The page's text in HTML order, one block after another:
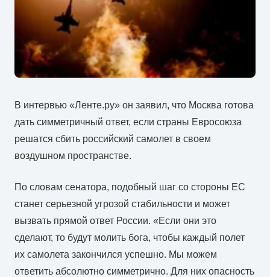
В интервью «Ленте.ру» он заявил, что Москва готова
дать симметричный ответ, если страны Евросоюза
решатся сбить российский самолет в своем
воздушном пространстве.
По словам сенатора, подобный шаг со стороны ЕС
станет серьезной угрозой стабильности и может
вызвать прямой ответ России. «Если они это
сделают, то будут молить бога, чтобы каждый полет
их самолета закончился успешно. Мы можем
ответить абсолютно симметрично. Для них опасность